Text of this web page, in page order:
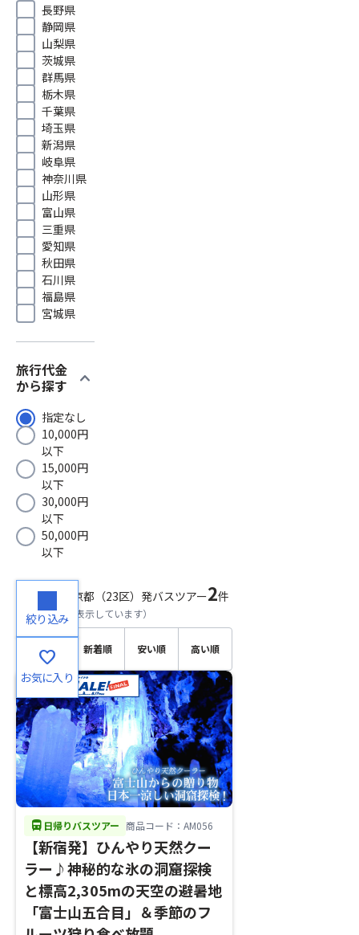
長野県
静岡県
山梨県
茨城県
群馬県
栃木県
千葉県
埼玉県
新潟県
岐阜県
神奈川県
山形県
富山県
三重県
愛知県
秋田県
石川県
福島県
宮城県
旅行代金
から探す
expand_more
指定なし
10,000円
以下
15,000円
以下
30,000円
以下
50,000円
以下
絞り込み
favorite
お気に入り
検索結果 東京都（23区）発バスツアー2件
1～2件目を表示しています）
おすす
め順
新着順 安い順 高い順
directions_bus 日帰りバスツアー 商品コード：AM056
【新宿発】ひんやり天然クー
ラー♪神秘的な氷の洞窟探検
と標高2,305mの天空の避暑地
「富士山五合目」＆季節のフ